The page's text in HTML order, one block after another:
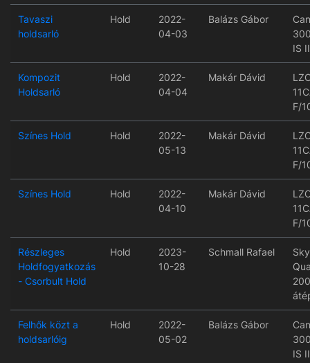
Tavaszi
holdsarló
Hold
2022-
04-03
Balázs Gábor
IS
Kompozit
Holdsarló
Hold
2022-
04-04
Makár Dávid
F/
Színes Hold Hold
2022-
05-13
Makár Dávid
F/
Színes Hold Hold
2022-
04-10
Makár Dávid
F/
Részleges
Holdfogyatkozás
- Csorbult Hold
Hold
2023-
10-28
Schmall Rafael
Felhők közt a
holdsarlóig
Hold
2022-
05-02
Balázs Gábor
IS